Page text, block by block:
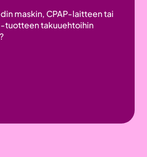
maskin, CPAP-laitteen tai
tuotteen takuuehtoihin